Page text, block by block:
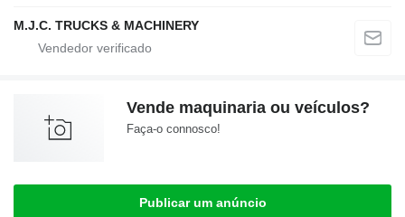
M.J.C. TRUCKS & MACHINERY
Vende maquinaria ou veículos?
Faça-o connosco!
Publicar um anúncio